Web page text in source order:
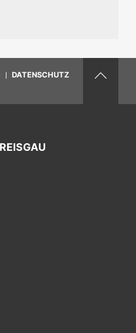
DATENSCHUTZ